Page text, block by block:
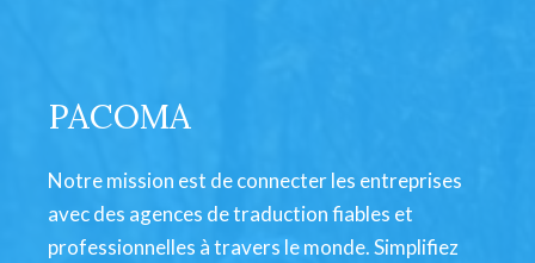
PACOMA
Notre mission est de connecter les entreprises
avec des agences de traduction fiables et
professionnelles à travers le monde. Simplifiez